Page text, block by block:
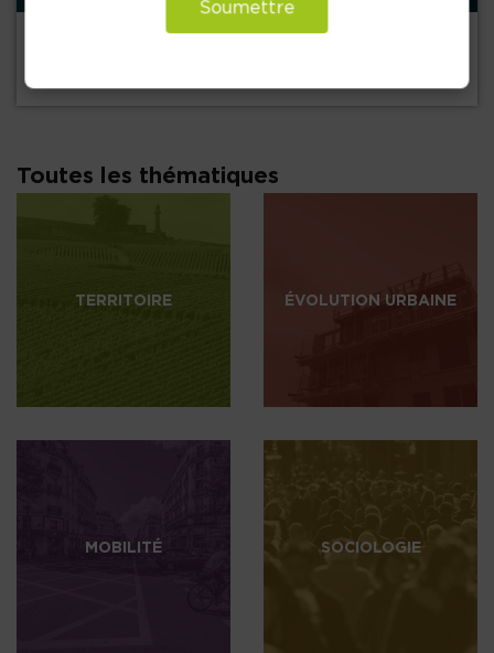
JEUNES 2026
Toutes les thématiques
TERRITOIRE ÉVOLUTION URBAINE
MOBILITÉ SOCIOLOGIE
Soumettre